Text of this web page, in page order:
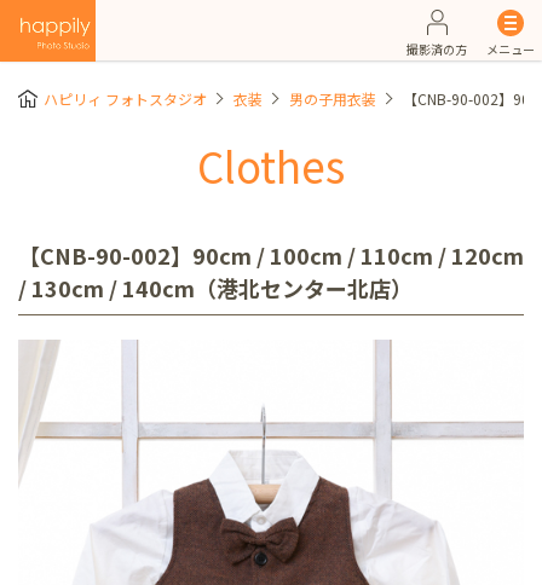
撮影済の方 メニュー
ハピリィ フォトスタジオ 衣装 男の子用衣装 【CNB-90-002】
Clothes
【CNB-90-002】90cm / 100cm / 110cm / 120cm
/ 130cm / 140cm（港北センター北店）